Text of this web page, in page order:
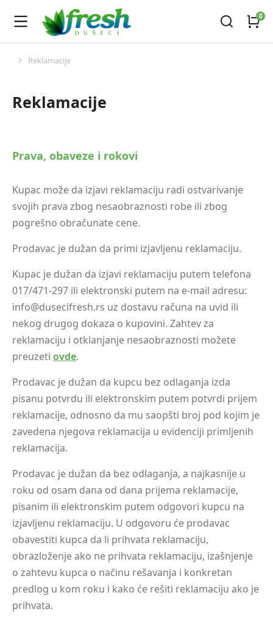
You are here:
Reklamacije
Reklamacije
Prava, obaveze i rokovi
Kupac može da izjavi reklamaciju radi ostvarivanje
svojih prava zbog nesaobraznosti robe ili zbog
pogrešno obračunate cene.
Prodavac je dužan da primi izjavljenu reklamaciju.
Kupac je dužan da izjavi reklamaciju putem telefona
017/471-297 ili elektronski putem na e-mail adresu:
info@dusecifresh.rs uz dostavu računa na uvid ili
nekog drugog dokaza o kupovini. Zahtev za
reklamaciju i otklanjanje nesaobraznosti možete
preuzeti ovde.
Prodavac je dužan da kupcu bez odlaganja izda
pisanu potvrdu ili elektronskim putem potvrdi prijem
reklamacije, odnosno da mu saopšti broj pod kojim je
zavedena njegova reklamacija u evidenciji primljenih
reklamacija.
Prodavac je dužan da bez odlaganja, a najkasnije u
roku od osam dana od dana prijema reklamacije,
pisanim ili elektronskim putem odgovori kupcu na
izjavljenu reklamaciju. U odgovoru će prodavac
obavestiti kupca da li prihvata reklamaciju,
obrazloženje ako ne prihvata reklamaciju, izašnjenje
o zahtevu kupca o načinu rešavanja i konkretan
predlog u kom roku i kako će rešiti reklamaciju ako je
prihvata.